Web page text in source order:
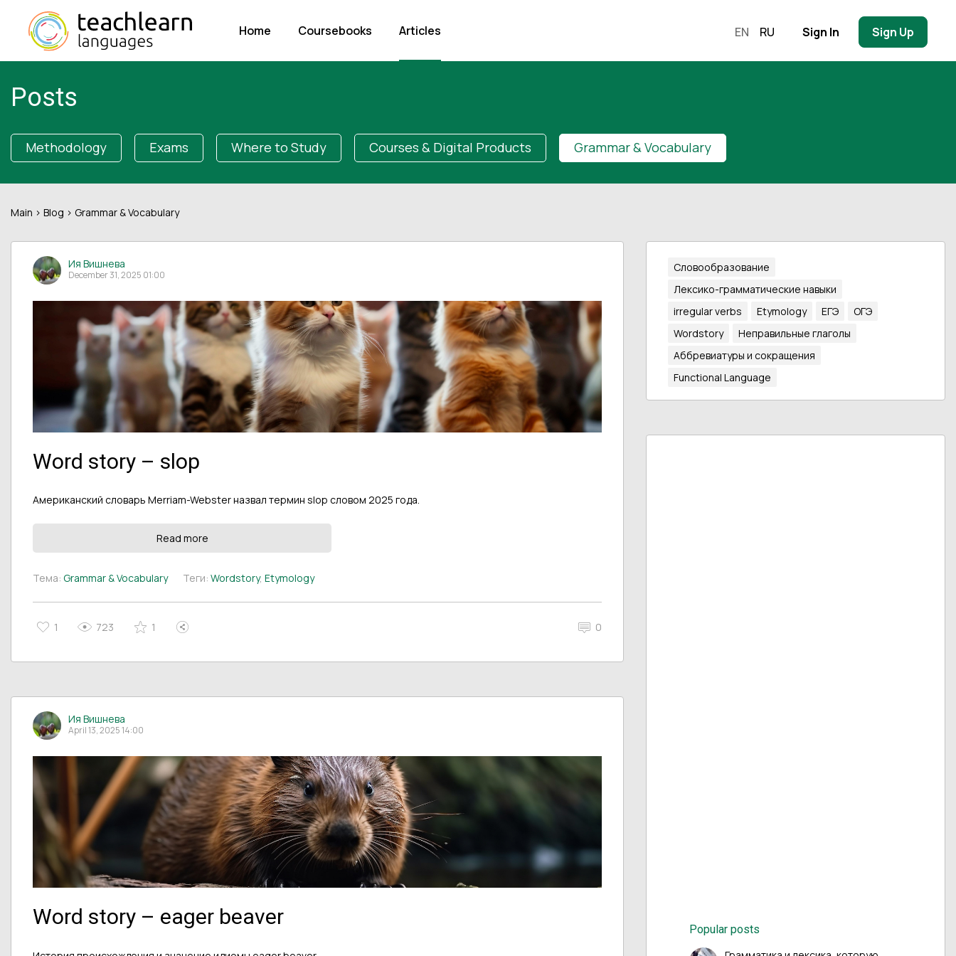
Home Coursebooks Articles EN RU Sign In Sign Up
Posts
Methodology Exams Where to Study Courses & Digital Products Grammar & Vocabulary
Main > Blog > Grammar & Vocabulary
Ия Вишнева
December 31, 2025 01:00
Word story – slop
Американский словарь Merriam-Webster назвал термин slop словом 2025 года.
Read more
Тема: Grammar & VocabularyТеги: Wordstory, Etymology
1 723 1 0
Ия Вишнева
April 13, 2025 14:00
Word story – eager beaver
Словообразование
Лексико-грамматические навыки
irregular verbs
Etymology ЕГЭ
ОГЭ
Wordstory
Неправильные глаголы
Аббревиатуры и сокращения
Functional Language
Popular posts